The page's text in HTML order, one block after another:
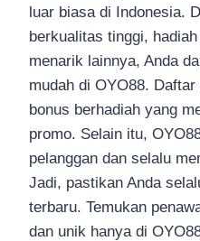
luar biasa di Indonesia.
berkualitas tinggi,
menarik lainnya, Anda
mudah di OYO88.
bonus berhadiah yang
promo. Selain itu,
pelanggan dan selalu
Jadi, pastikan Anda
terbaru. Temukan
dan unik hanya di